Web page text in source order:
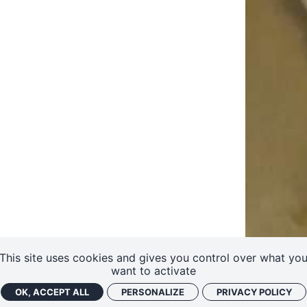
This site uses cookies and gives you control over what you
want to activate
OK, ACCEPT ALL PERSONALIZE PRIVACY POLICY